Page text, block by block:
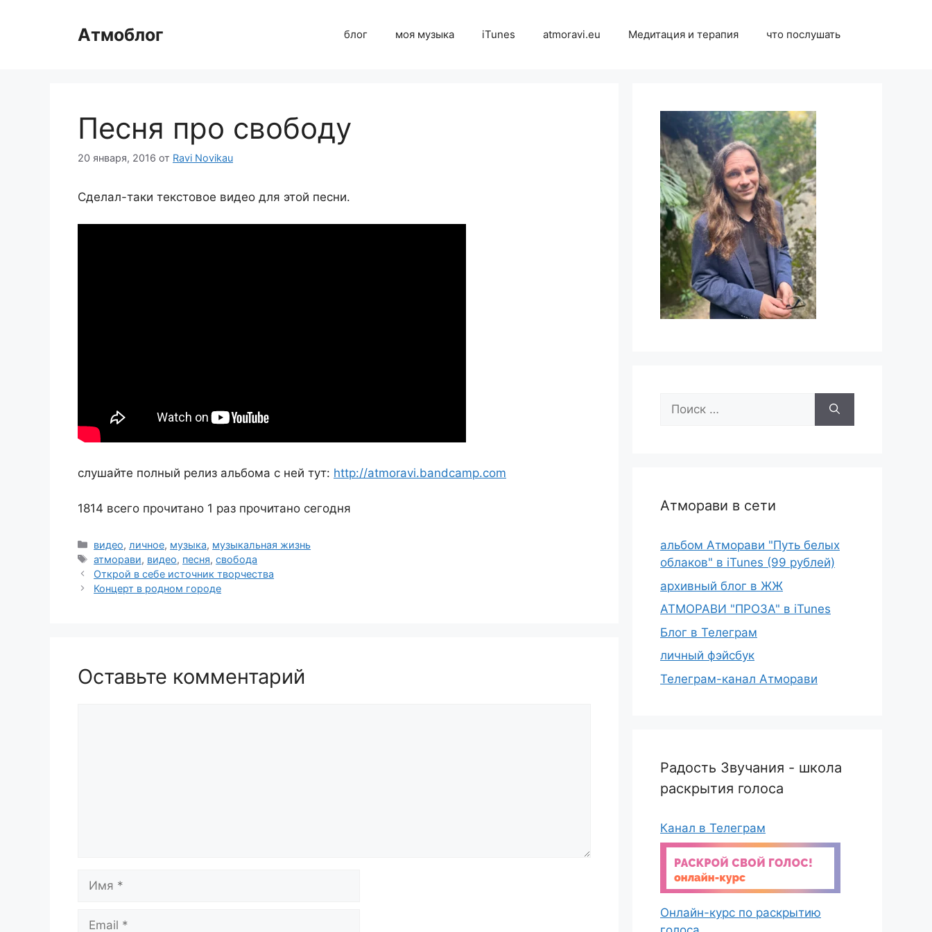
содержимомуАтмоблог блог моя музыка iTunes atmoravi.eu Медитация и терапия что послушать
Песня про свободу
20 января, 2016 от Ravi Novikau
Сделал-таки текстовое видео для этой песни.
слушайте полный релиз альбома с ней тут: http://atmoravi.bandcamp.com
1814 всего прочитано 1 раз прочитано сегодня
Рубрики
видео, личное, музыка, музыкальная жизнь
Метки
атморави, видео, песня,свобода
Открой в себе источник творчества
Концерт в родном городе
Оставьте комментарий
Поиск:
Атморави в сети
альбом Атморави "Путь белых
облаков" в iTunes (99 рублей)
архивный блог в ЖЖ
АТМОРАВИ "ПРОЗА" в iTunes
Блог в Телеграм
личный фэйсбук
Телеграм-канал Атморави
Радость Звучания - школа
раскрытия голоса
Канал в Телеграм
Онлайн-курс по раскрытию